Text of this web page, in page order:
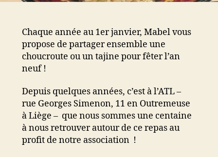
Chaque année au 1er janvier, Mabel vous
propose de partager ensemble une
choucroute ou un tajine pour fêter l’an
neuf !
Depuis quelques années, c’est à l’ATL –
rue Georges Simenon, 11 en Outremeuse
à Liège – que nous sommes une centaine
à nous retrouver autour de ce repas au
profit de notre association !